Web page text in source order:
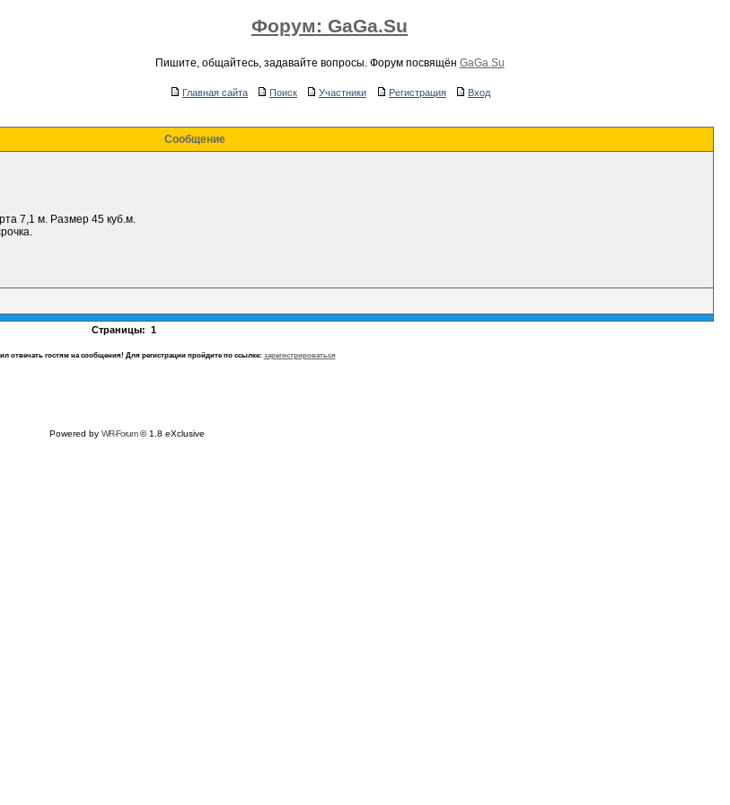
Форум: GaGa.Su
Пишите, общайтесь, задавайте вопросы. Форум посвящён GaGa.Su
Главная сайта Поиск Участники Регистрация Вход
Сообщение
7,1 м. Размер 45 куб.м.
Страницы: 1
отвечать гостям на сообщения! Для регистрации пройдите по ссылке: зарегистрироваться
Powered by WR-Forum© 1.8 eXclusive